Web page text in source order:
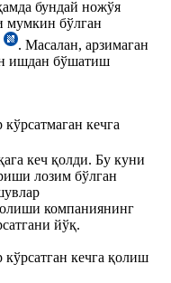
бундай ножўя
мумкин бўлган
. Масалан, арзимаган
ишдан бўшатиш
кечга
кеч қолди. Бу куни
лозим бўлган
компаниянинг
йўқ.
кечга қолиш